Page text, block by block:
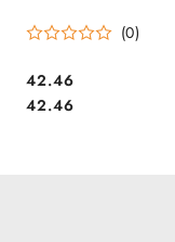
(0)
Cena:
42.46
Cena:
42.46